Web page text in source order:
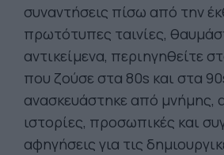
συναντήσεις πίσω από την
πρωτότυπες ταινίες,
αντικείμενα, περιηγηθείτε
που ζούσε στα 80s και στα
ανασκευάστηκε από μνήμης,
ιστορίες, προσωπικές και
αφηγήσεις για τις